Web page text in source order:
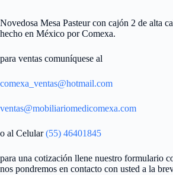
Novedosa Mesa Pasteur con cajón 2 de alta
hecho en México por Comexa.
para ventas comuníquese al
comexa_ventas@hotmail.com
ventas@mobiliariomedicomexa.com
o al Celular(55) 46401845
para una cotización llene nuestro formulario
nos pondremos en contacto con usted a la